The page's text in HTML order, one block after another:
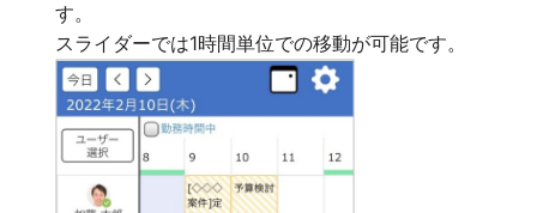
す。
スライダーでは1時間単位での移動が可能です。